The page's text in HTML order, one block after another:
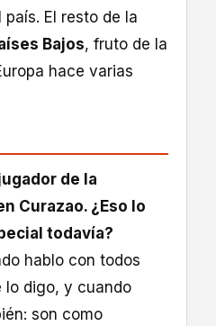
El resto de la
Bajos, fruto de la
hace varias
de la
Curazao. ¿Eso lo
todavía?
hablo con todos
lo digo, y cuando
son como